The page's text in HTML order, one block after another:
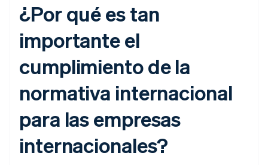
¿Por qué es tan
importante el
cumplimiento de la
normativa internacional
para las empresas
internacionales?